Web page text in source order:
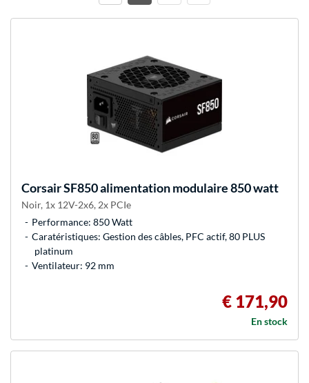
CorsairSF850 alimentation modulaire 850 watt
Noir, 1x 12V-2x6, 2x PCIe
Performance: 850 Watt
Caratéristiques: Gestion des câbles, PFC actif, 80 PLUS
platinum
Ventilateur: 92 mm
€ 171,90
En stock